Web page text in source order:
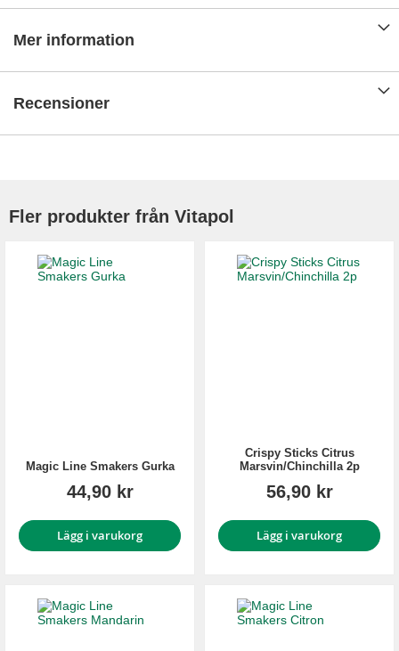
Mer information
Recensioner
Fler produkter från Vitapol
Magic Line Smakers Gurka
44,90 kr
Lägg i varukorg
Crispy Sticks Citrus
Marsvin/Chinchilla 2p
56,90 kr
Lägg i varukorg